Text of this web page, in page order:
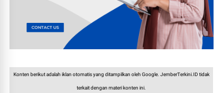
Konten berikut adalah iklan otomatis yang ditampilkan oleh Google. JemberTerkini.ID tidak
terkait dengan materi konten ini.